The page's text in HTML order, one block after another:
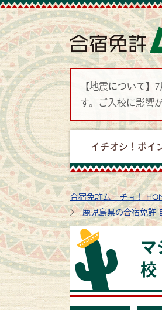
【地震について
す。ご入校に影響
イチオシ！ポイ
合宿免許ムーチョ！
鹿児島県の合宿免許
校